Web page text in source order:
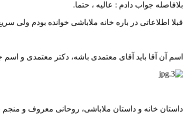
بلافاصله جواب دادم : عالیه ، حتما.
قبلا اطلاعاتی در باره خانه ملاباشی خوانده بودم ولی
اسم آن آقا باید آقای معتمدی باشه، دکتر معتمدی و
داستان خانه و داستان ملاباشی، روحانی معروف و